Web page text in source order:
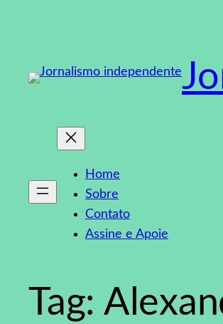
conteúdo
Home
Sobre
Contato
Assine e Apoie
Tag: